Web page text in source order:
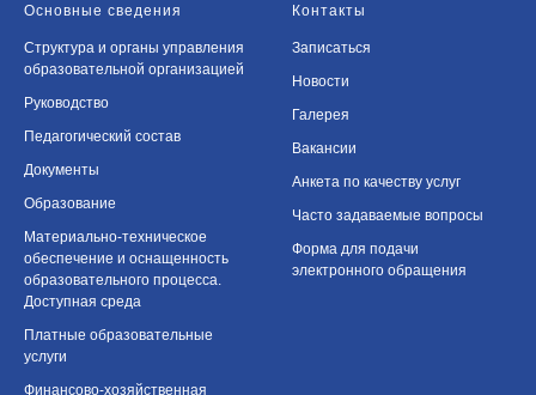
Основные сведения
Структура и органы управления
образовательной организацией
Руководство
Педагогический состав
Документы
Образование
Материально-техническое
обеспечение и оснащенность
образовательного процесса.
Доступная среда
Платные образовательные
услуги
Финансово-хозяйственная
Контакты
Записаться
Новости
Галерея
Вакансии
Анкета по качеству услуг
Часто задаваемые вопросы
Форма для подачи
электронного обращения